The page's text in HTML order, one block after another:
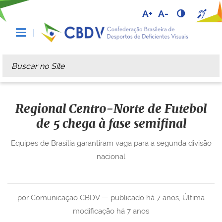
A+ A-
Busca
Busca Avançada…
Regional Centro-Norte de Futebol
de 5 chega à fase semifinal
por Comunicação CBDV — publicado há 7 anos, Última
modificação há 7 anos
Equipes de Brasília garantiram vaga para a segunda divisão
nacional